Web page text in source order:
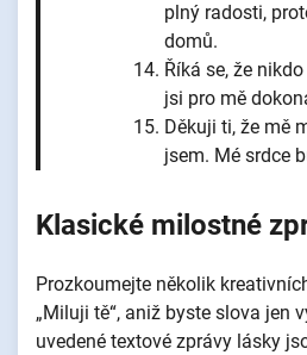
plný radosti,
domů.
Říká se, že
jsi pro mě
Děkuji ti, že mě
jsem. Mé srdce
Klasické milostné
Prozkoumejte několik
„Miluji tě“, aniž byste slova jen
uvedené textové zprávy lásky